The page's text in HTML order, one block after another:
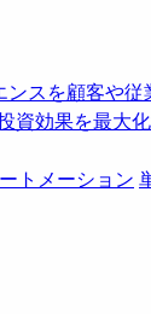
スを顧客や従
効果を最大化
トメーション